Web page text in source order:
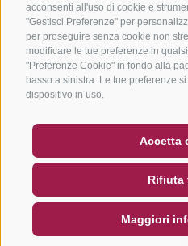
acconsenti all'uso di cookie e
"Gestisci Preferenze" per
per proseguire senza cookie non
modificare le tue preferenze in
"Preferenze Cookie" in fondo alla
basso a sinistra. Le tue preferenze
dispositivo in uso.
Accetta
Rifiuta
Maggiori
NEWSLETTER
SOCIAL